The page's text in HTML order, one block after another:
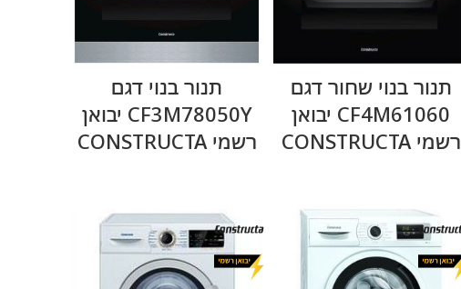
תנור בנוי שחור דגם
CF4M61060 יבואן
רשמי CONSTRUCTA
תנור בנוי דגם
CF3M78050Y יבואן
רשמי CONSTRUCTA